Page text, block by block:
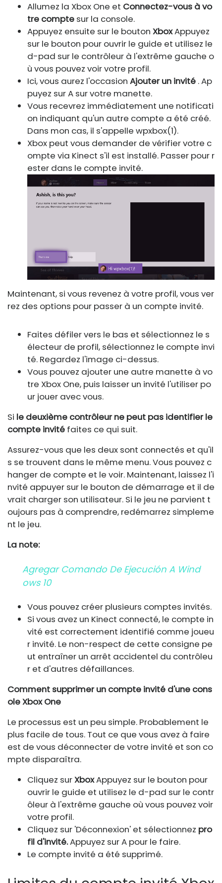
Allumez la Xbox One et Connectez-vous à vo
tre compte sur la console.
Appuyez ensuite sur le bouton XboxAppuyez
sur le bouton pour ouvrir le guide et utilisez le
d-pad sur le contrôleur à l'extrême gauche o
ù vous pouvez voir votre profil.
Ici, vous aurez l'occasion Ajouter un invité . Ap
puyez sur A sur votre manette.
Vous recevrez immédiatement une notificati
on indiquant qu'un autre compte a été créé.
Dans mon cas, il s'appelle wpxbox(1).
Xbox peut vous demander de vérifier votre c
ompte via Kinect s'il est installé. Passer pour r
ester dans le compte invité.
Maintenant, si vous revenez à votre profil, vous ver
rez des options pour passer à un compte invité.
Faites défiler vers le bas et sélectionnez le s
électeur de profil, sélectionnez le compte invi
té. Regardez l'image ci-dessus.
Vous pouvez ajouter une autre manette à vo
tre Xbox One, puis laisser un invité l'utiliser po
ur jouer avec vous.
Si le deuxième contrôleur ne peut pas identifier le
compte invité faites ce qui suit.
Assurez-vous que les deux sont connectés et qu'il
s se trouvent dans le même menu. Vous pouvez c
hanger de compte et le voir. Maintenant, laissez l'i
nvité appuyer sur le bouton de démarrage et il de
vrait charger son utilisateur. Si le jeu ne parvient t
oujours pas à comprendre, redémarrez simpleme
nt le jeu.
La note:
Agregar Comando De Ejecución A Wind
Ows 10
Vous pouvez créer plusieurs comptes invités.
Si vous avez un Kinect connecté, le compte in
vité est correctement identifié comme joueu
r invité. Le non-respect de cette consigne pe
ut entraîner un arrêt accidentel du contrôleu
r et d'autres défaillances.
Comment supprimer un compte invité d'une cons
ole Xbox One
Le processus est un peu simple. Probablement le
plus facile de tous. Tout ce que vous avez à faire
est de vous déconnecter de votre invité et son co
mpte disparaîtra.
Cliquez surXboxAppuyez sur le bouton pour
ouvrir le guide et utilisez le d-pad sur le contr
ôleur à l'extrême gauche où vous pouvez voir
votre profil.
Cliquez sur 'Déconnexion' et sélectionnez pro
fil d'invité.Appuyez sur A pour le faire.
Le compte invité a été supprimé.